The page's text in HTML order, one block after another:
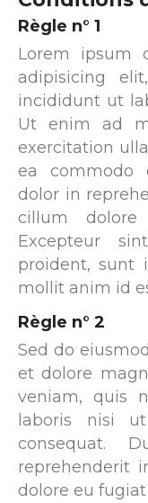
Mon compte
Mon Panier
Mon Panier
Règle n° 1
Lorem ipsum
adipisicing
incididunt ut
Ut enim ad
exercitation
ea commodo
dolor in
cillum
Excepteur
proident, sunt
mollit anim id
Règle n° 2
Sed do
et dolore
veniam, quis
laboris nisi
consequat.
reprehenderit
dolore eu